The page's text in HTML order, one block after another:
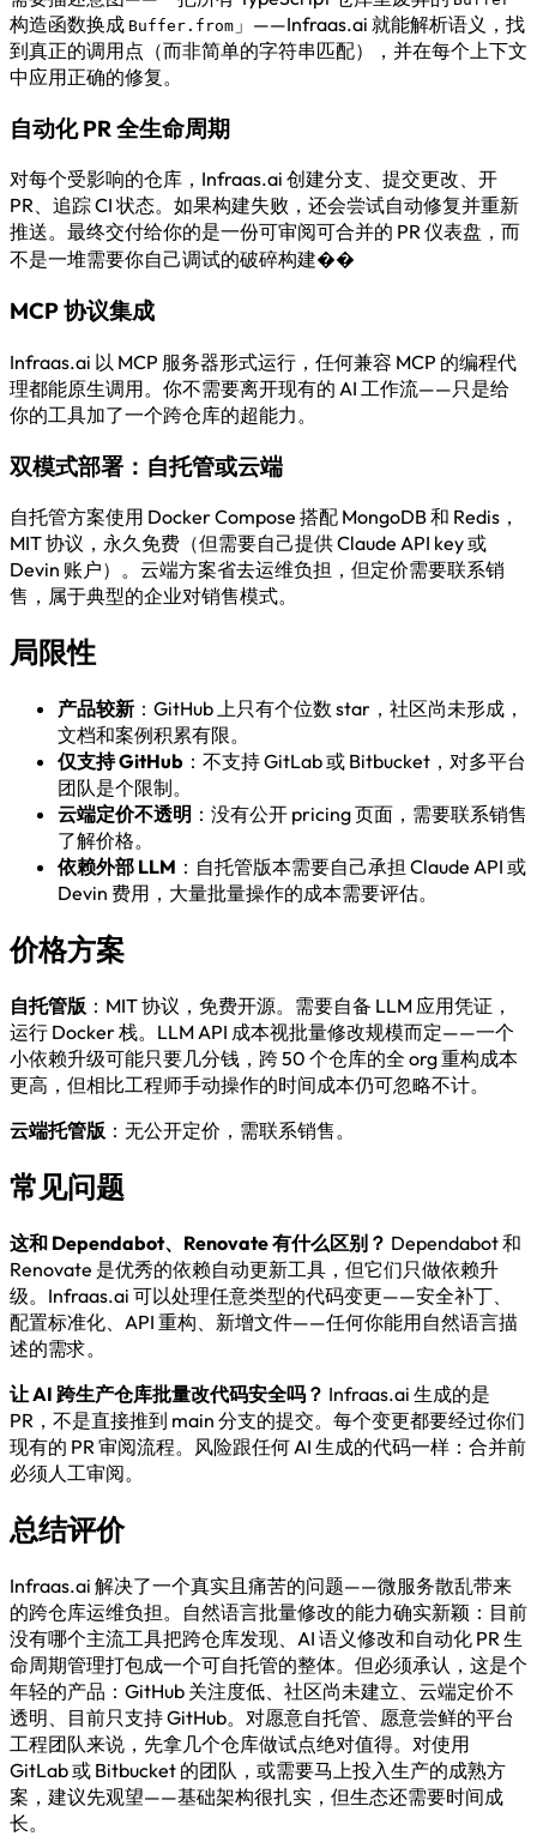
构造函数换成 Buffer.from 」——Infraas.ai 就能解析语义，找
到真正的调用点（而非简单的字符串匹配），并在每个上下文
中应用正确的修复。
自动化 PR 全生命周期
对每个受影响的仓库，Infraas.ai 创建分支、提交更改、开
PR、追踪 CI 状态。如果构建失败，还会尝试自动修复并重新
推送。最终交付给你的是一份可审阅可合并的 PR 仪表盘，而
不是一堆需要你自己调试的破碎构建��
MCP 协议集成
Infraas.ai 以 MCP 服务器形式运行，任何兼容 MCP 的编程代
理都能原生调用。你不需要离开现有的 AI 工作流——只是给
你的工具加了一个跨仓库的超能力。
双模式部署：自托管或云端
自托管方案使用 Docker Compose 搭配 MongoDB 和 Redis，
MIT 协议，永久免费（但需要自己提供 Claude API key 或
Devin 账户）。云端方案省去运维负担，但定价需要联系销
售，属于典型的企业对销售模式。
局限性
产品较新 ：GitHub 上只有个位数 star，社区尚未形成，
文档和案例积累有限。
仅支持 GitHub ：不支持 GitLab 或 Bitbucket，对多平台
团队是个限制。
云端定价不透明 ：没有公开 pricing 页面，需要联系销售
了解价格。
依赖外部 LLM ：自托管版本需要自己承担 Claude API 或
Devin 费用，大量批量操作的成本需要评估。
价格方案
自托管版 ：MIT 协议，免费开源。需要自备 LLM 应用凭证，
运行 Docker 栈。LLM API 成本视批量修改规模而定——一个
小依赖升级可能只要几分钱，跨 50 个仓库的全 org 重构成本
更高，但相比工程师手动操作的时间成本仍可忽略不计。
云端托管版 ：无公开定价，需联系销售。
常见问题
这和 Dependabot、Renovate 有什么区别？ Dependabot 和
Renovate 是优秀的依赖自动更新工具，但它们只做依赖升
级。Infraas.ai 可以处理任意类型的代码变更——安全补丁、
配置标准化、API 重构、新增文件——任何你能用自然语言描
述的需求。
让 AI 跨生产仓库批量改代码安全吗？ Infraas.ai 生成的是
PR，不是直接推到 main 分支的提交。每个变更都要经过你们
现有的 PR 审阅流程。风险跟任何 AI 生成的代码一样：合并前
必须人工审阅。
总结评价
Infraas.ai 解决了一个真实且痛苦的问题——微服务散乱带来
的跨仓库运维负担。自然语言批量修改的能力确实新颖：目前
没有哪个主流工具把跨仓库发现、AI 语义修改和自动化 PR 生
命周期管理打包成一个可自托管的整体。但必须承认，这是个
年轻的产品：GitHub 关注度低、社区尚未建立、云端定价不
透明、目前只支持 GitHub。对愿意自托管、愿意尝鲜的平台
工程团队来说，先拿几个仓库做试点绝对值得。对使用
GitLab 或 Bitbucket 的团队，或需要马上投入生产的成熟方
案，建议先观望——基础架构很扎实，但生态还需要时间成
长。